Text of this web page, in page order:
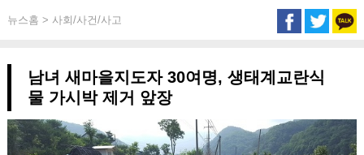
뉴스홈 > 사회/사건/사고
남녀 새마을지도자 30여명, 생태계교란식
물 가시박 제거 앞장